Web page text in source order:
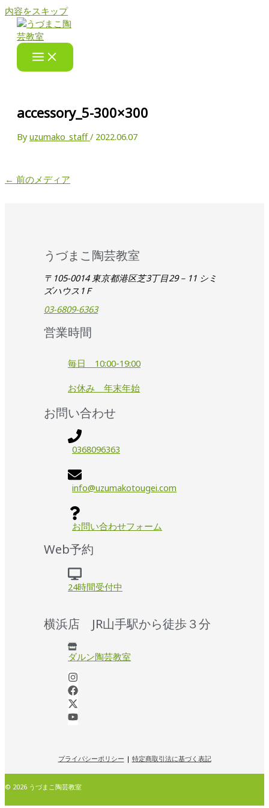
内容をスキップ
accessory_5-300×300
Byuzumako_staff/ 2022.06.07
← 前のメディア
うづまこ陶芸教室
〒105-0014 東京都港区芝3丁目29－11 シミ
ズハウス1Ｆ
03-6809-6363
営業時間
毎日 10:00-19:00
お休み 年末年始
お問い合わせ
0368096363
info@uzumakotougei.com
お問い合わせフォーム
Web予約
24時間受付中
横浜店 JR山手駅から徒歩３分
ダルン陶芸教室
プライバシーポリシー | 特定商取引法に基づく表記
© 2026 うづまこ陶芸教室